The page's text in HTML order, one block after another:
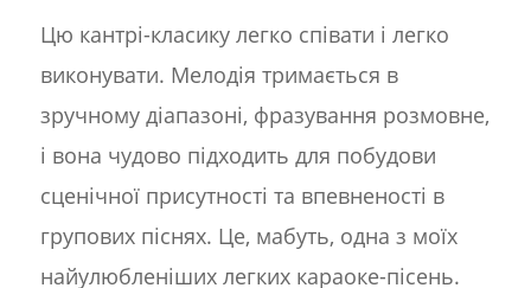
Цю кантрі-класику легко співати і легко
виконувати. Мелодія тримається в
зручному діапазоні, фразування розмовне,
і вона чудово підходить для побудови
сценічної присутності та впевненості в
групових піснях. Це, мабуть, одна з моїх
найулюбленіших легких караоке-пісень.